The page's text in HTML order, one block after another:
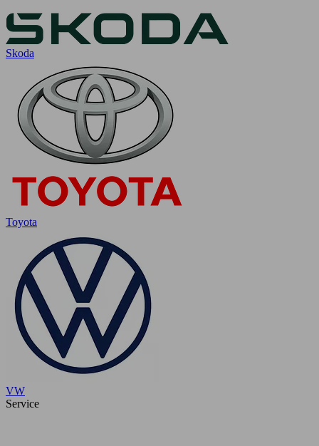
Skoda
Toyota
VW
Service